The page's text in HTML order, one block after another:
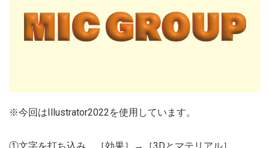
※今回はIllustrator2022を使用しています。